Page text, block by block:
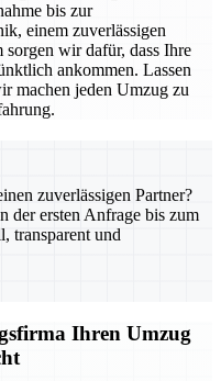
bis zur
einem zuverlässigen
wir dafür, dass Ihre
ankommen. Lassen
machen jeden Umzug zu
zuverlässigen Partner?
der ersten Anfrage bis zum
transparent und
Ihren Umzug